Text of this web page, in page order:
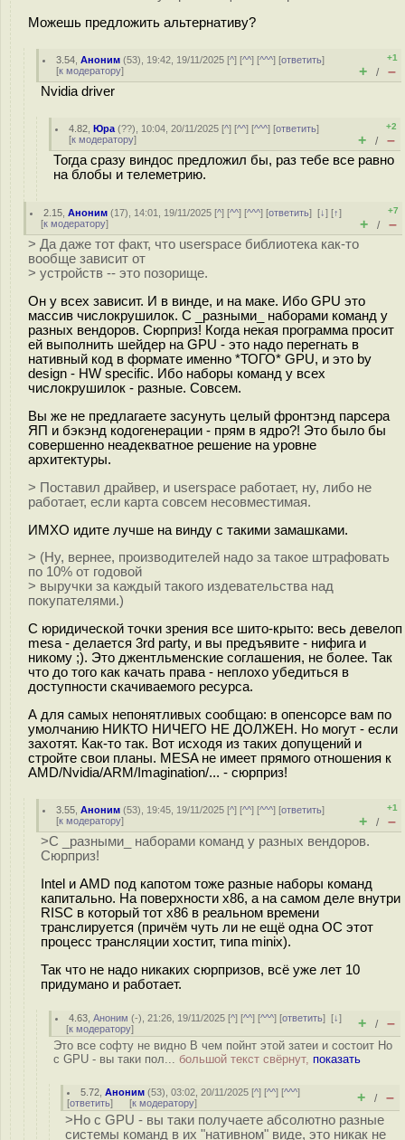
Можешь предложить альтернативу?
3.54 ,Аноним (53), 19:42, 19/11/2025 [^] [^^] [^^^] [ответить]
[к модератору]
+1
+ / –
Nvidia driver
4.82 ,Юра (??), 10:04, 20/11/2025 [^] [^^] [^^^] [ответить]
[к модератору]
+2
+ / –
Тогда сразу виндос предложил бы, раз тебе все равно
на блобы и телеметрию.
2.15 ,Аноним (17), 14:01, 19/11/2025 [^] [^^] [^^^] [ответить][↓] [↑]
[к модератору]
+7
+ / –
> Да даже тот факт, что userspace библиотека как-то
вообще зависит от
> устройств -- это позорище.
Он у всех зависит. И в винде, и на маке. Ибо GPU это
массив числокрушилок. С _разными_ наборами команд у
разных вендоров. Сюрприз! Когда некая программа просит
ей выполнить шейдер на GPU - это надо перегнать в
нативный код в формате именно *ТОГО* GPU, и это by
design - HW specific. Ибо наборы команд у всех
числокрушилок - разные. Совсем.
Вы же не предлагаете засунуть целый фронтэнд парсера
ЯП и бэкэнд кодогенерации - прям в ядро?! Это было бы
совершенно неадекватное решение на уровне
архитектуры.
> Поставил драйвер, и userspace работает, ну, либо не
работает, если карта совсем несовместимая.
ИМХО идите лучше на винду с такими замашками.
> (Ну, вернее, производителей надо за такое штрафовать
по 10% от годовой
> выручки за каждый такого издевательства над
покупателями.)
С юридической точки зрения все шито-крыто: весь девелоп
mesa - делается 3rd party, и вы предъявите - нифига и
никому ;). Это джентльменские соглашения, не более. Так
что до того как качать права - неплохо убедиться в
доступности скачиваемого ресурса.
А для самых непонятливых сообщаю: в опенсорсе вам по
умолчанию НИКТО НИЧЕГО НЕ ДОЛЖЕН. Но могут - если
захотят. Как-то так. Вот исходя из таких допущений и
стройте свои планы. MESA не имеет прямого отношения к
AMD/Nvidia/ARM/Imagination/... - сюрприз!
3.55 ,Аноним (53), 19:45, 19/11/2025 [^] [^^] [^^^] [ответить]
[к модератору]
+1
+ / –
>С _разными_ наборами команд у разных вендоров.
Сюрприз!
Intel и AMD под капотом тоже разные наборы команд
капитально. На поверхности x86, а на самом деле внутри
RISC в который тот x86 в реальном времени
транслируется (причём чуть ли не ещё одна ОС этот
процесс трансляции хостит, типа minix).
Так что не надо никаких сюрпризов, всё уже лет 10
придумано и работает.
4.63 ,Аноним (-), 21:26, 19/11/2025 [^] [^^] [^^^] [ответить][↓]
[к модератору] + / –
Это все софту не видно В чем пойнт этой затеи и состоит Но
с GPU - вы таки пол... большой текст свёрнут, показать
5.72 ,Аноним (53), 03:02, 20/11/2025 [^] [^^] [^^^]
[ответить] [к модератору] + / –
>Но с GPU - вы таки получаете абсолютно разные
системы команд в их "нативном" виде, это никак не